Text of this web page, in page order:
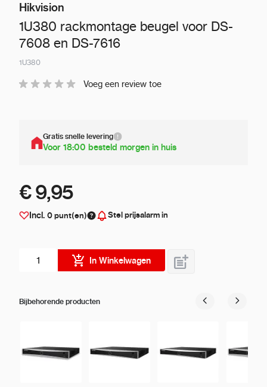
Hikvision
1U380 rackmontage beugel voor DS-
7608 en DS-7616
1U380
Voeg een review toe
Gratis snelle levering
Voor 18:00 besteld morgen in huis
€ 9,95
Incl. 0punt(en) Stel prijsalarm in
In Winkelwagen
Bijbehorende producten